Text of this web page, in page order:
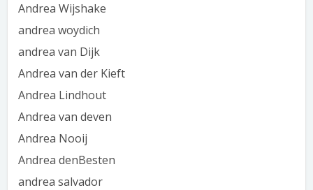
Andrea Wijshake
andrea woydich
andrea van Dijk
Andrea van der Kieft
Andrea Lindhout
Andrea van deven
Andrea Nooij
Andrea denBesten
andrea salvador